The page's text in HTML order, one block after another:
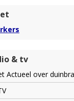
& tv
Actueel over